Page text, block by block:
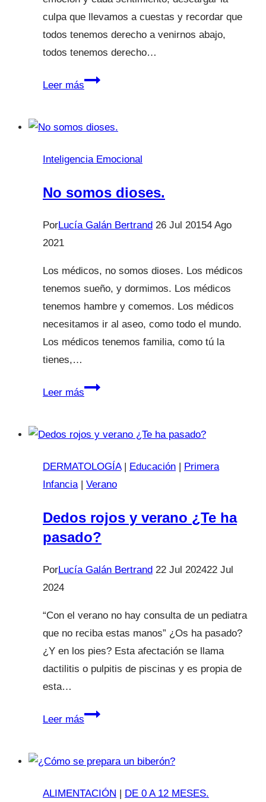
culpa que llevamos a cuestas y recordar que
todos tenemos derecho a venirnos abajo,
todos tenemos derecho…
Leer másEl
Lucía
Episodio
No
todo.
Y
no
pasa
nada…
Inteligencia Emocional
No somos dioses.
PorLucía Galán Bertrand 26 Jul 20154 Ago
2021
Los médicos, no somos dioses. Los médicos
tenemos sueño, y dormimos. Los médicos
tenemos hambre y comemos. Los médicos
necesitamos ir al aseo, como todo el mundo.
Los médicos tenemos familia, como tú la
tienes,…
Leer másNo
DERMATOLOGÍA| Educación | Primera
Infancia| Verano
Dedos rojos y verano ¿Te ha
pasado?
PorLucía Galán Bertrand 22 Jul 202422 Jul
2024
“Con el verano no hay consulta de un pediatra
que no reciba estas manos” ¿Os ha pasado?
¿Y en los pies? Esta afectación se llama
dactilitis o pulpitis de piscinas y es propia de
esta…
Leer másDedos
verano
ALIMENTACIÓN | DE 0 A 12 MESES.